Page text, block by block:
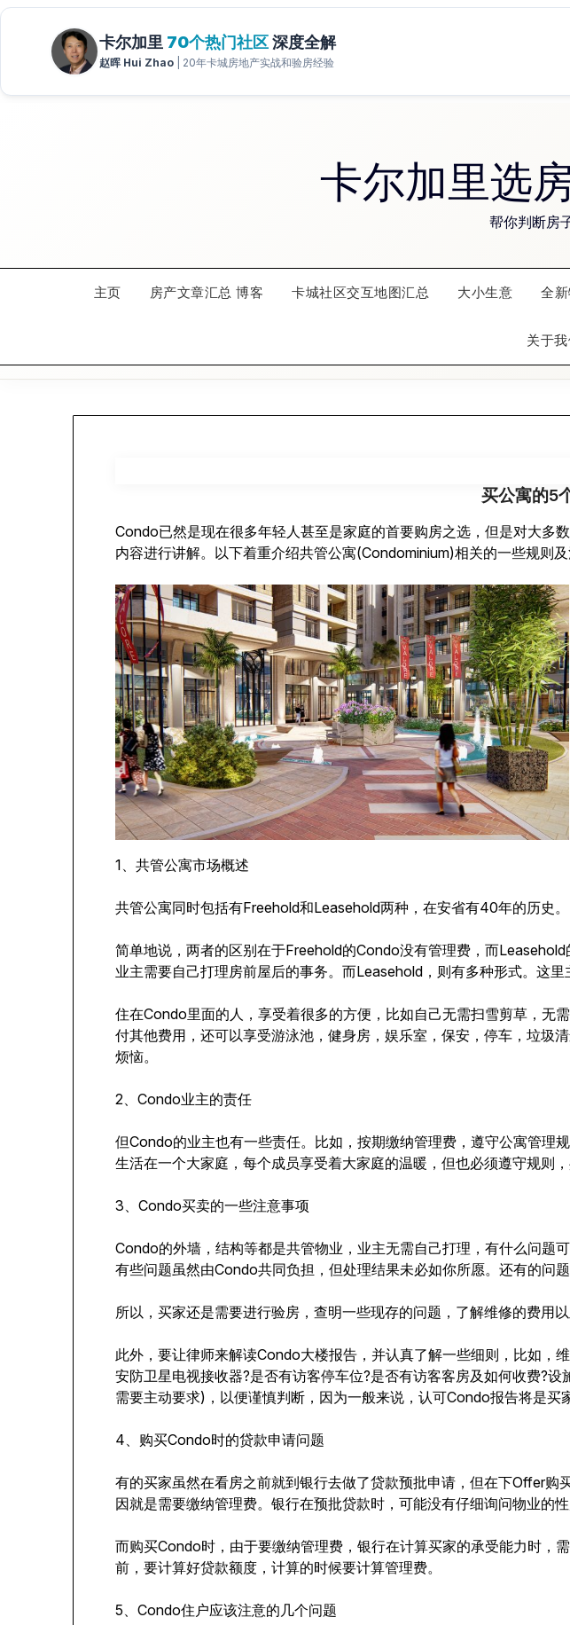
卡尔加里选
帮你判断房
主页 房产文章汇总 博客 卡城社区交互地图汇总 大小生意 全
关于
买公寓的5
Condo已然是现在很多年轻人甚至是家庭的首要购房之选，但是对大多
内容进行讲解。以下着重介绍共管公寓(Condominium)相关的一些规则及
1、共管公寓市场概述
共管公寓同时包括有Freehold和Leasehold两种，在安省有40年的历史。
简单地说，两者的区别在于Freehold的Condo没有管理费，而
业主需要自己打理房前屋后的事务。而Leasehold，则有多种形式。这里
住在Condo里面的人，享受着很多的方便，比如自己无需扫雪剪草，无
付其他费用，还可以享受游泳池，健身房，娱乐室，保安，停车，垃圾
烦恼。
2、Condo业主的责任
但Condo的业主也有一些责任。比如，按期缴纳管理费，遵守公寓管理
生活在一个大家庭，每个成员享受着大家庭的温暖，但也必须遵守规则，
3、Condo买卖的一些注意事项
Condo的外墙，结构等都是共管物业，业主无需自己打理，有什么问题
有些问题虽然由Condo共同负担，但处理结果未必如你所愿。还有的问
所以，买家还是需要进行验房，查明一些现存的问题，了解维修的费用
此外，要让律师来解读Condo大楼报告，并认真了解一些细则，比如，
安防卫星电视接收器?是否有访客停车位?是否有访客客房及如何收费?
需要主动要求)，以便谨慎判断，因为一般来说，认可Condo报告将是
4、购买Condo时的贷款申请问题
有的买家虽然在看房之前就到银行去做了贷款预批申请，但在下Offer
因就是需要缴纳管理费。银行在预批贷款时，可能没有仔细询问物业的性
而购买Condo时，由于要缴纳管理费，银行在计算买家的承受能力时，
前，要计算好贷款额度，计算的时候要计算管理费。
5、Condo住户应该注意的几个问题